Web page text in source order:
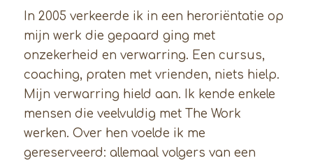
In 2005 verkeerde ik in een heroriëntatie op
mijn werk die gepaard ging met
onzekerheid en verwarring. Een cursus,
coaching, praten met vrienden, niets hielp.
Mijn verwarring hield aan. Ik kende enkele
mensen die veelvuldig met The Work
werken. Over hen voelde ik me
gereserveerd: allemaal volgers van een